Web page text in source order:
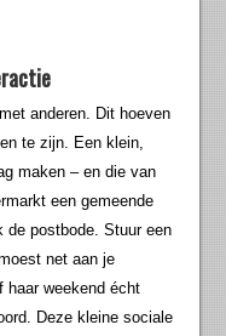
anderen. Dit hoeven
te zijn. Een klein,
maken – en die van
een gemeende
de postbode. Stuur een
net aan je
haar weekend écht
Deze kleine sociale